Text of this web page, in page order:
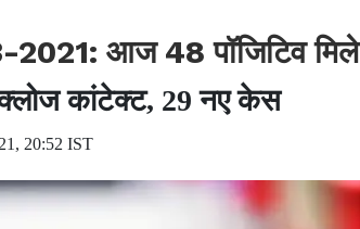
2021: आज 48 पॉजिटिव मिले
क्लोज कांटेक्ट, 29 नए केस
20:52 IST